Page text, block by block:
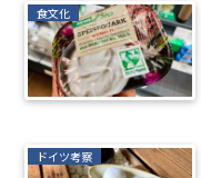
食文化
ドイツ考察